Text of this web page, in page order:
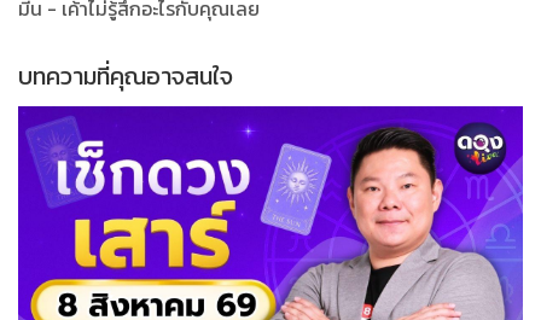
มีน - เค้าไม่รู้สึกอะไรกับคุณเลย
บทความที่คุณอาจสนใจ